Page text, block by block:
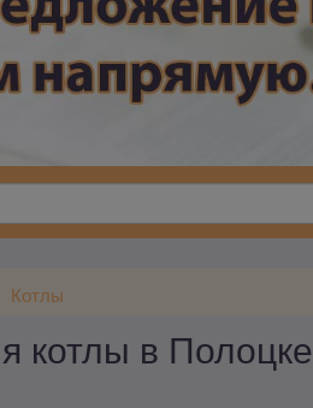
Котлы
котлы в Полоцке